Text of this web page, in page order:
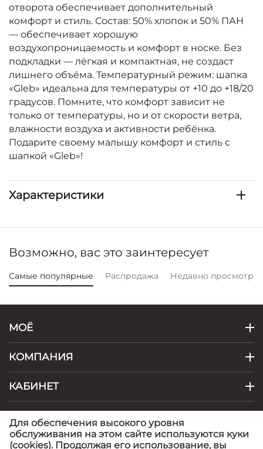
отворота обеспечивает дополнительный
комфорт и стиль. Состав: 50% хлопок и 50% ПАН
— обеспечивает хорошую
воздухопроницаемость и комфорт в носке. Без
подкладки — лёгкая и компактная, не создаст
лишнего объёма. Температурный режим: шапка
«Gleb» идеальна для температуры от +10 до +18/20
градусов. Помните, что комфорт зависит не
только от температуры, но и от скорости ветра,
влажности воздуха и активности ребёнка.
Подарите своему малышу комфорт и стиль с
шапкой «Gleb»!
Характеристики
Возможно, вас это заинтересует
Самые популярные Распродажа Недавно
МОЁ
КОМПАНИЯ
КАБИНЕТ
КОНТАКТЫ
Для обеспечения высокого уровня
обслуживания на этом сайте используются куки
(cookies). Продолжая его использование, вы